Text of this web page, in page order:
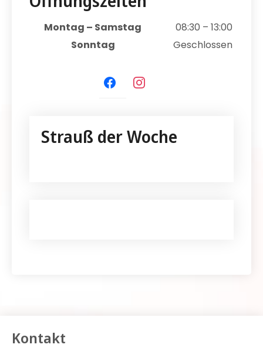
Montag – Samstag
08:30 – 13:00
Sonntag
Geschlossen
facebookinstagram
Strauß der Woche
Kontakt